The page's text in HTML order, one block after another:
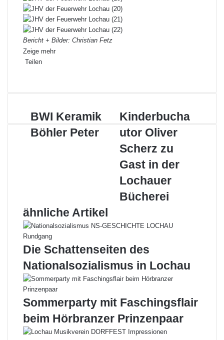
Bericht + Bilder: Christian Fetz
Zeige mehr
Teilen
E-
BWI
Keramik
Böhler
BWI Keramik
Böhler Peter
Kinderbuchautor
Oliver
Scherz
zu
in
der
Lochauer
Bücherei
Kinderbucha
utor Oliver
Scherz zu
Gast in der
Lochauer
Bücherei
ähnliche Artikel
Die Schattenseiten des
Nationalsozialismus in Lochau
Sommerparty mit Faschingsflair
beim Hörbranzer Prinzenpaar